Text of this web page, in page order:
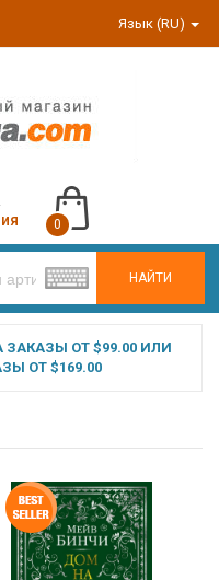
Язык (RU)
НАЙТИ
0
ОТ $99.00 ИЛИ
ОТ $169.00